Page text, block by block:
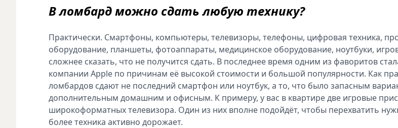
В ломбард можно сдать любую технику?
Практически. Смартфоны, компьютеры, телевизоры, телефоны, цифровая техника,
оборудование, планшеты, фотоаппараты, медицинское оборудование, ноутбуки,
сложнее сказать, что не получится сдать. В последнее время одним из фаворитов
компании Apple по причинам её высокой стоимости и большой популярности. Как
ломбардов сдают не последний смартфон или ноутбук, а то, что было запасным
дополнительным домашним и офисным. К примеру, у вас в квартире две игровые
широкоформатных телевизора. Один из них вполне подойдёт, чтобы перехватить
более техника активно дорожает.